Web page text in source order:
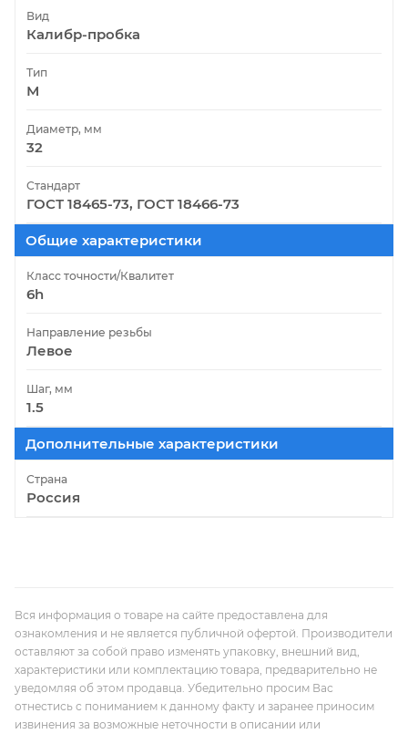
Вид
Калибр-пробка
Тип
М
Диаметр, мм
32
Стандарт
ГОСТ 18465-73, ГОСТ 18466-73
Общие характеристики
Класс точности/Квалитет
6h
Направление резьбы
Левое
Шаг, мм
1.5
Дополнительные характеристики
Страна
Россия
Вся информация о товаре на сайте предоставлена для
ознакомления и не является публичной офертой. Производители
оставляют за собой право изменять упаковку, внешний вид,
характеристики или комплектацию товара, предварительно не
уведомляя об этом продавца. Убедительно просим Вас
отнестись с пониманием к данному факту и заранее приносим
извинения за возможные неточности в описании или